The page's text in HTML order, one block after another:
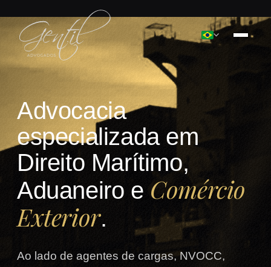
Advocacia
especializada em
Direito Marítimo,
Aduaneiro e Comércio
Exterior.
Ao lado de agentes de cargas, NVOCC,